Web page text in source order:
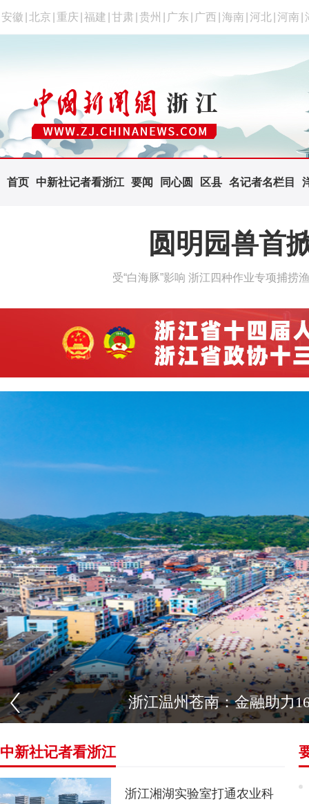
安徽 北京 重庆 福建 甘肃 贵州 广东 广西 海南 河北 河南
首页 中新社记者看浙江 要闻 同心圆 区县 名记者名栏目
圆明园兽首
受“白海豚”影响 浙江四种作业专项捕捞
浙江温州苍南：金融助力
中新社记者看浙江
浙江湘湖实验室打通农业科